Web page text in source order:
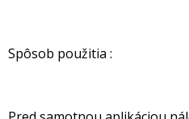
Spôsob použitia :